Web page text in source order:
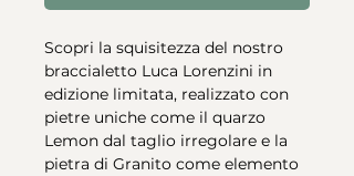
Scopri la squisitezza del nostro
braccialetto Luca Lorenzini in
edizione limitata, realizzato con
pietre uniche come il quarzo
Lemon dal taglio irregolare e la
pietra di Granito come elemento